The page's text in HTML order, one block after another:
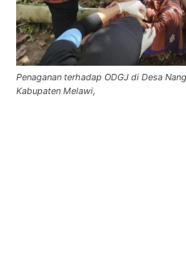
Penaganan terhadap ODGJ di Desa
Kabupaten Melawi,